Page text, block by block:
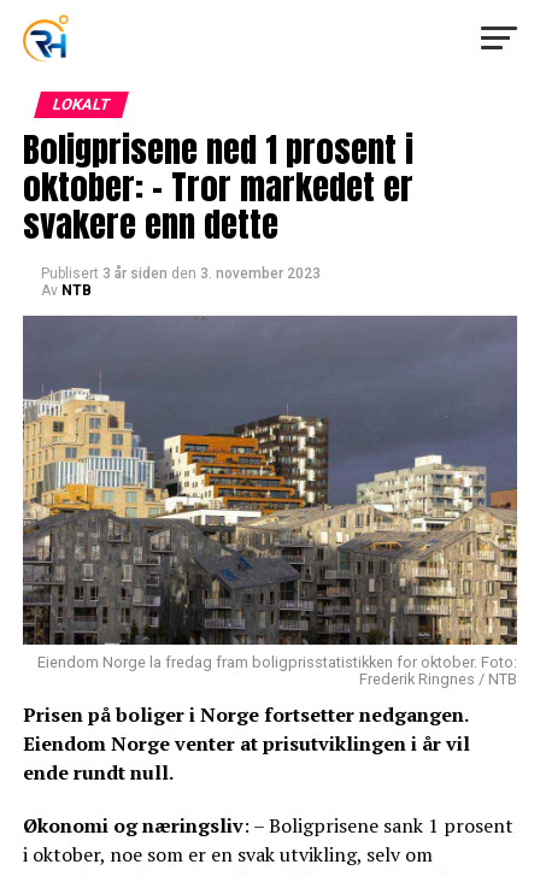
LOKALT
Boligprisene ned 1 prosent i
oktober: – Tror markedet er
svakere enn dette
Publisert 3 år siden den 3. november 2023
Av NTB
Eiendom Norge la fredag fram boligprisstatistikken for oktober. Foto:
Frederik Ringnes / NTB
Prisen på boliger i Norge fortsetter nedgangen.
Eiendom Norge venter at prisutviklingen i år vil
ende rundt null.
Økonomi og næringsliv: – Boligprisene sank 1 prosent
i oktober, noe som er en svak utvikling, selv om